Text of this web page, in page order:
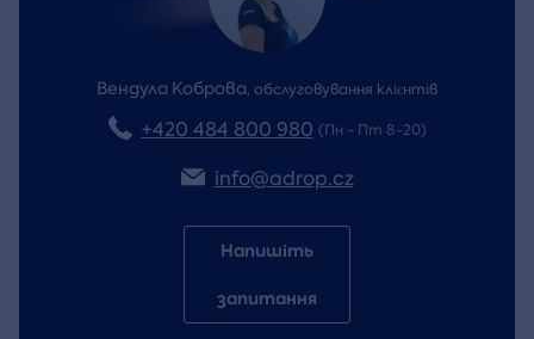
Вендула Коброва, обслуговування клієнтів
+420 484 800 980 (Пн - Пт 8-20)
info@adrop.cz
Напишіть
запитання